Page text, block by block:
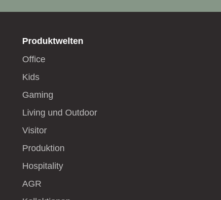
Produktwelten
Office
Kids
Gaming
Living und Outdoor
Visitor
Produktion
Hospitality
AGR